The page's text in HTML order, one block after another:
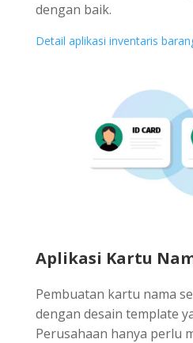
dengan baik.
Detail aplikasi inventaris
Aplikasi Kartu
Pembuatan kartu nama
dengan desain template
Perusahaan hanya perlu